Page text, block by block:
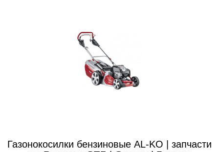
Газонокосилки бензиновые AL-KO | запчасти